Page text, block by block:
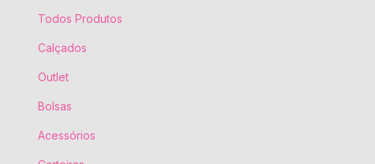
Todos Produtos
Calçados
Outlet
Bolsas
Acessórios